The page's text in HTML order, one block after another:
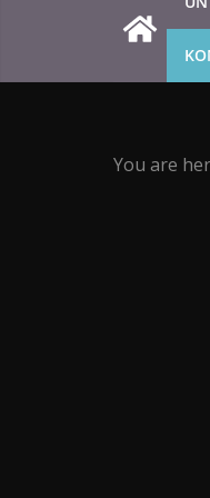
You are